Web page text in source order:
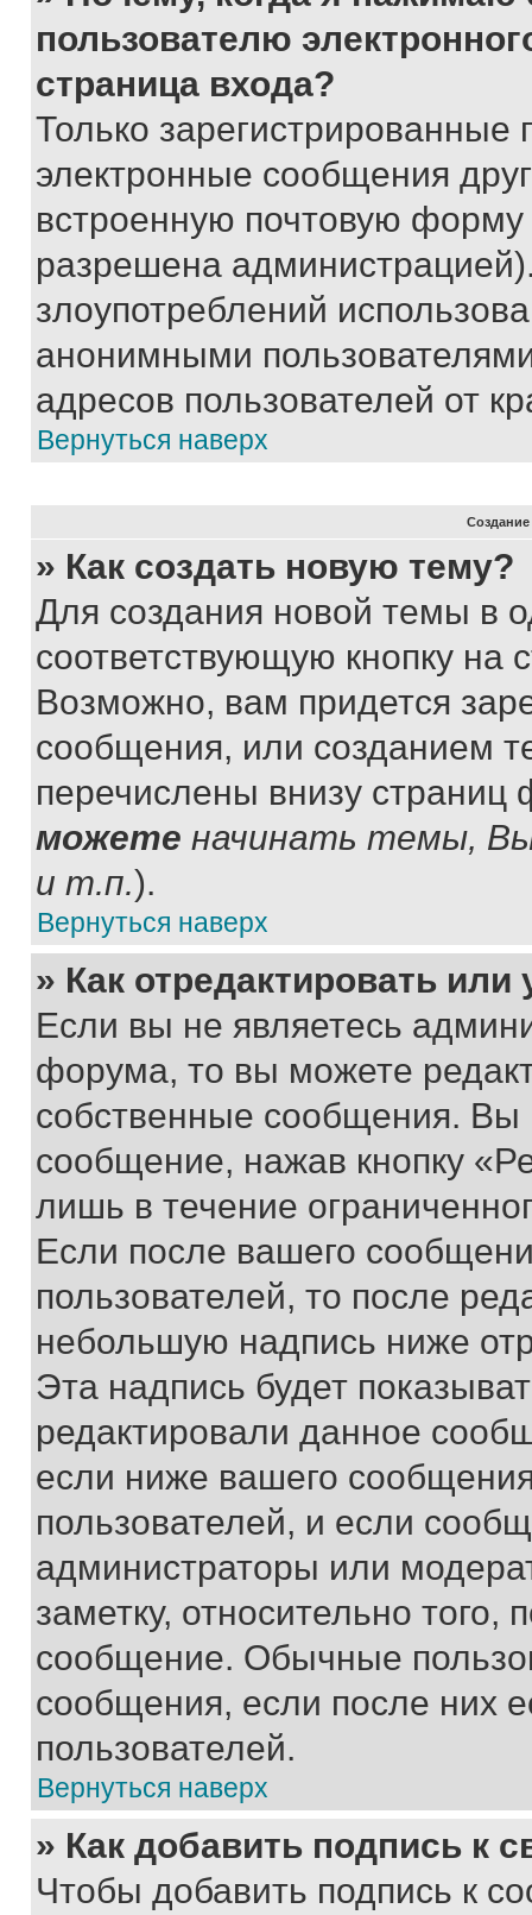
пользователю
страница входа?
Только зарегистрированные
электронные сообщения
встроенную почтовую
разрешена
злоупотреблений
анонимными
адресов пользователей от
Вернуться наверх
» Как создать новую тему?
Для создания новой темы в
соответствующую кнопку
Возможно, вам придется
сообщения, или созданием
перечислены внизу
можете начинать темы,
и т.п.).
Вернуться наверх
» Как отредактировать
Если вы не являетесь
форума, то вы можете
собственные сообщения. Вы
сообщение, нажав кнопку
лишь в течение
Если после вашего
пользователей, то после
небольшую надпись ниже
Эта надпись будет
редактировали данное
если ниже вашего
пользователей, и если
администраторы или
заметку, относительно
сообщение. Обычные
сообщения, если после них
пользователей.
Вернуться наверх
» Как добавить подпись к
Чтобы добавить подпись к